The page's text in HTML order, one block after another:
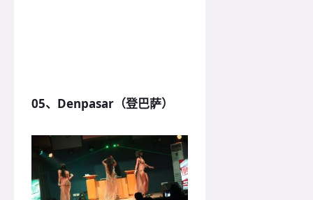
05、Denpasar（登巴萨）